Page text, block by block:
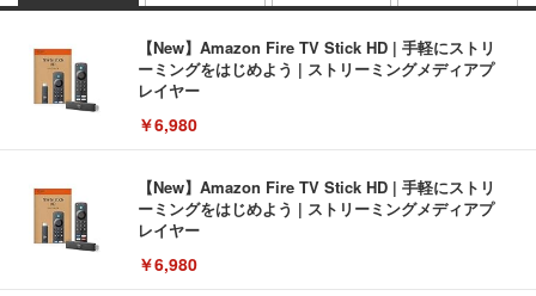
【New】Amazon Fire TV Stick HD | 手軽にストリ
ーミングをはじめよう | ストリーミングメディアプ
レイヤー
￥6,980
【New】Amazon Fire TV Stick HD | 手軽にストリ
ーミングをはじめよう | ストリーミングメディアプ
レイヤー
￥6,980